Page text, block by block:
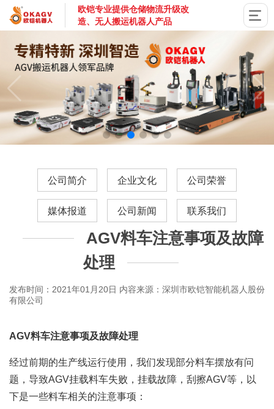
欧铠专业提供仓储物流升级改
造、无人搬运机器人产品
公司简介 企业文化 公司荣誉
媒体报道 公司新闻 联系我们
​AGV料车注意事项及故障
处理
发布时间：2021年01月20日 内容来源：深圳市欧铠智能机器人股份
有限公司
AGV料车注意事项及故障处理
经过前期的生产线运行使用，我们发现部分料车摆放有问
题，导致AGV挂载料车失败，挂载故障，刮擦AGV等，以
下是一些料车相关的注意事项：